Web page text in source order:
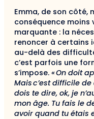
Emma, de son côté,
conséquence
marquante : la
renoncer à certains
au-delà des
c’est parfois une
s’impose. « On doit
Mais c’est difficile
dois te dire, ok, je
mon âge. Tu fais le
avoir quand tu étais